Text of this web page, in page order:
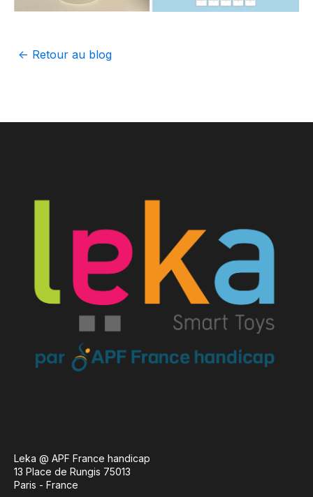
<- Retour au blog
Leka @ APF France handicap
13 Place de Rungis 75013
Paris - France